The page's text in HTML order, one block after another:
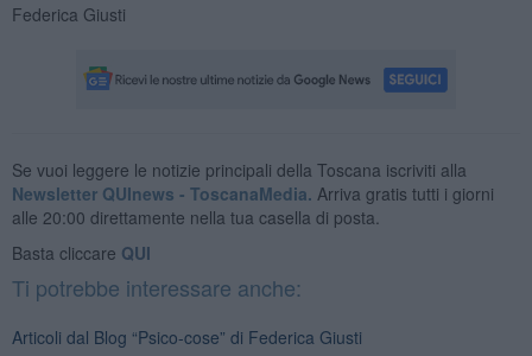
Federica Giusti
Se vuoi leggere le notizie principali della Toscana iscriviti alla
Newsletter QUInews - ToscanaMedia. Arriva gratis tutti i giorni
alle 20:00 direttamente nella tua casella di posta.
Basta cliccare QUI
Ti potrebbe interessare anche:
Articoli dal Blog “Psico-cose” di Federica Giusti